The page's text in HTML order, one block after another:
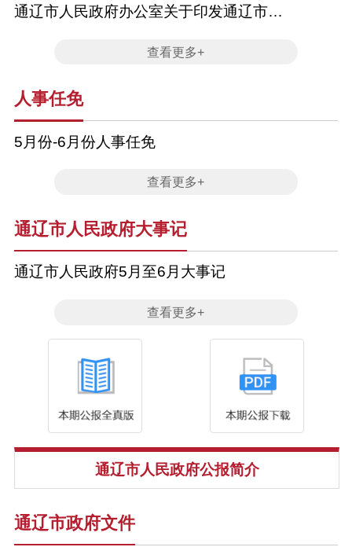
通辽市人民政府办公室关于印发通辽市气
查看更多+
人事任免
5月份-6月份人事任免
查看更多+
通辽市人民政府大事记
通辽市人民政府5月至6月大事记
查看更多+
通辽市人民政府公报简介
通辽市政府文件